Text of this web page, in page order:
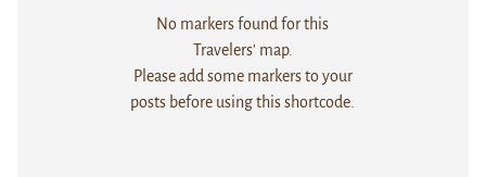
No markers found for this
Travelers' map.
Please add some markers to your
posts before using this shortcode.